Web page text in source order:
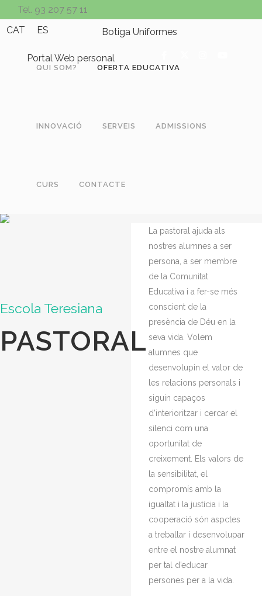
Tel. 93 207 57 11
CAT
ES Botiga Uniformes
Portal Web personal
QUI SOM? OFERTA EDUCATIVA
INNOVACIÓ SERVEIS ADMISSIONS
CURS CONTACTE
Escola Teresiana
PASTORAL
La pastoral ajuda als
nostres alumnes a ser
persona, a ser membre
de la Comunitat
Educativa i a fer-se més
conscient de la
presència de Déu en la
seva vida. Volem
alumnes que
desenvolupin el valor de
les relacions personals i
siguin capaços
d’interioritzar i cercar el
silenci com una
oportunitat de
creixement. Els valors de
la sensibilitat, el
compromís amb la
igualtat i la justícia i la
cooperació són aspctes
a treballar i desenvolupar
entre el nostre alumnat
per tal d’educar
persones per a la vida.